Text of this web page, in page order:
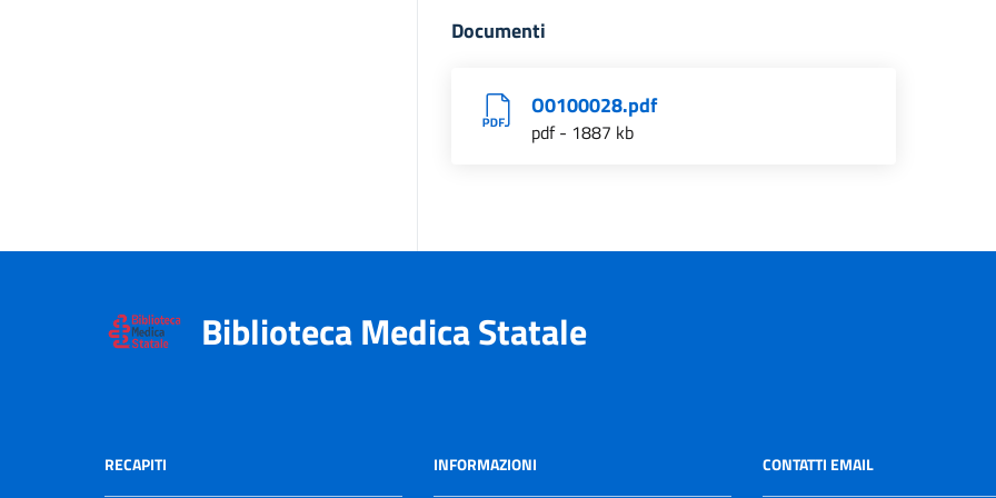
Documenti
O0100028.pdf
pdf - 1887 kb
Biblioteca Medica Statale
RECAPITI INFORMAZIONI CONTATTI EMAIL